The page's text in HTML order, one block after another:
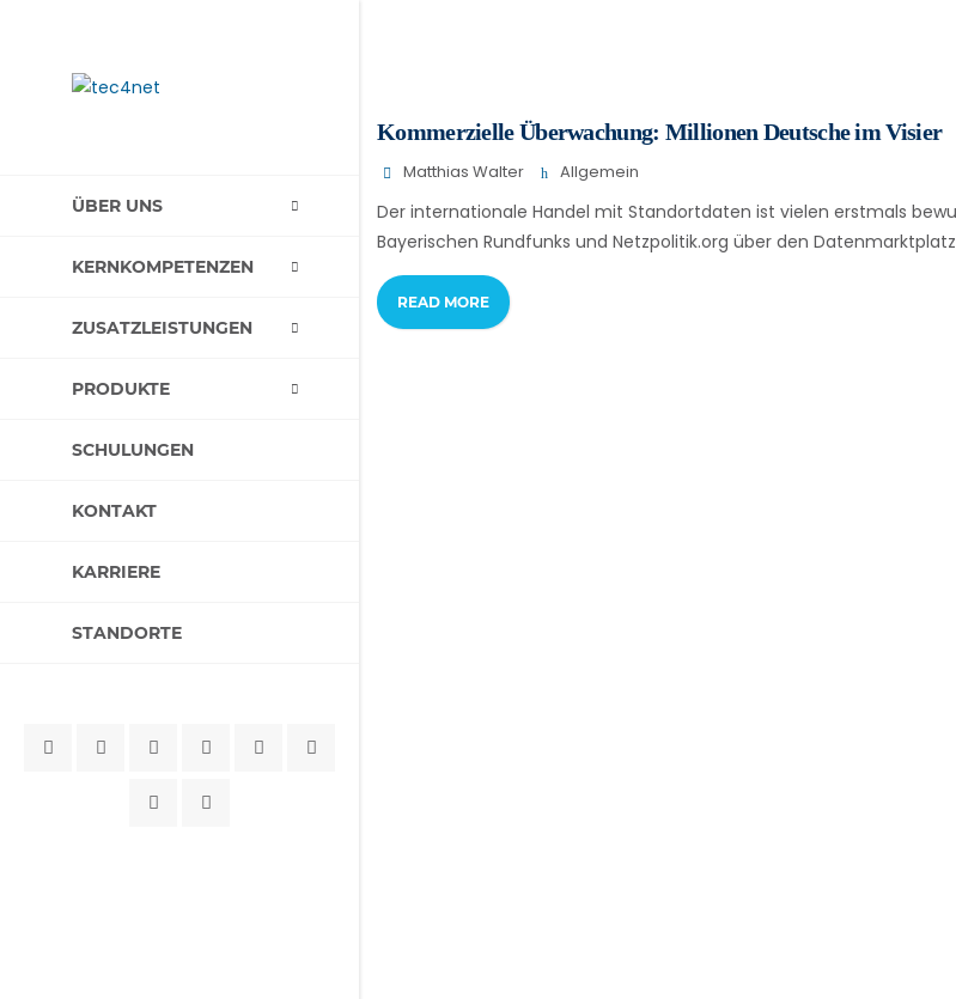
ÜBER UNS
KERNKOMPETENZEN
ZUSATZLEISTUNGEN
PRODUKTE
SCHULUNGEN
KONTAKT
KARRIERE
STANDORTE
Kommerzielle Überwachung: Millionen Deutsche im Visier
Matthias Walter Allgemein
Der internationale Handel mit Standortdaten ist vielen erstmals
Bayerischen Rundfunks und Netzpolitik.org über den
READ MORE